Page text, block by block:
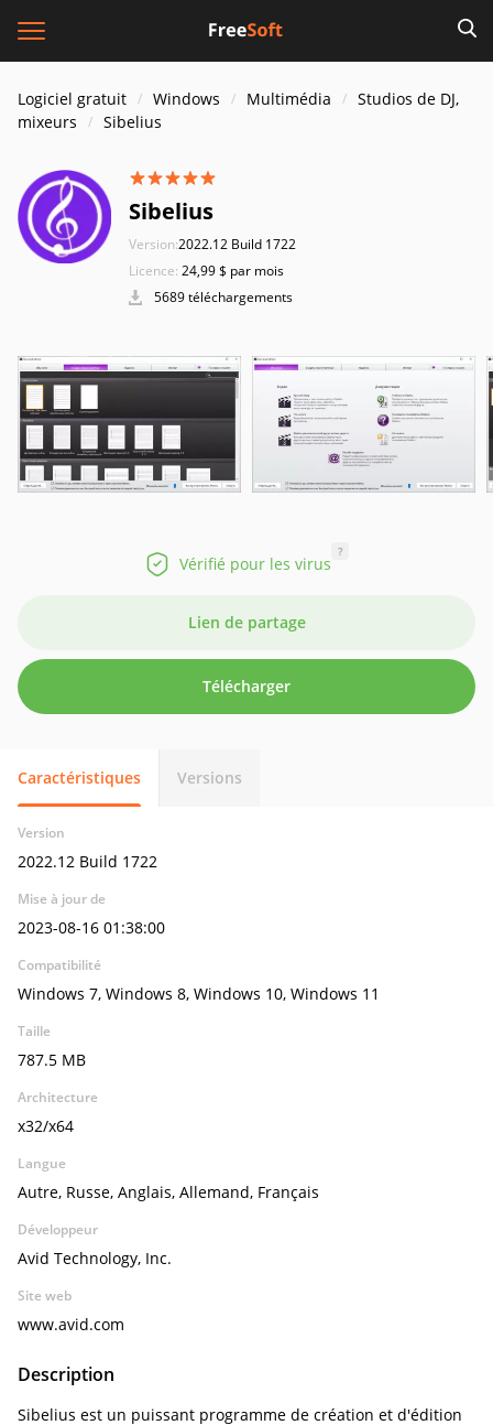
Logiciel gratuit Windows Multimédia
Studios de DJ,
mixeurs
Sibelius
Sibelius
Version:2022.12 Build 1722
Licence: 24,99 $ par mois
5689 téléchargements
Vérifié pour les virus
?
Lien de partage
Télécharger
Caractéristiques Versions
Version
2022.12 Build 1722
Mise à jour de
2023-08-16 01:38:00
Compatibilité
Windows 7, Windows 8, Windows 10, Windows 11
Taille
787.5 MB
Architecture
x32/x64
Langue
Autre, Russe, Anglais, Allemand, Français
Développeur
Avid Technology, Inc.
Site web
www.avid.com
Description
Sibelius est un puissant programme de création et d'édition